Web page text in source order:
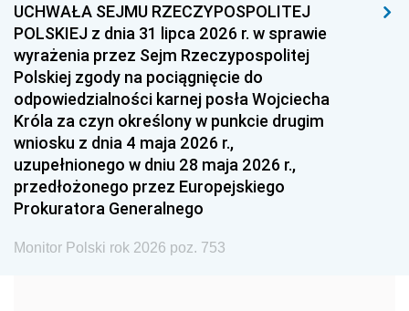
1996 1995 1994
1993 1992 1991
1990 1989
1987 1986 1985
1984 1983
1981 1980 1979
1978 1977
1975 1974
UCHWAŁA SEJMU RZECZYPOSPOLITEJ
POLSKIEJ z dnia 31 lipca 2026 r. w sprawie
wyrażenia przez Sejm Rzeczypospolitej
Polskiej zgody na pociągnięcie do
odpowiedzialności karnej posła Wojciecha
Króla za czyn określony w punkcie drugim
wniosku z dnia 4 maja 2026 r.,
uzupełnionego w dniu 28 maja 2026 r.,
przedłożonego przez Europejskiego
Prokuratora Generalnego
Monitor Polski rok 2026 poz. 753